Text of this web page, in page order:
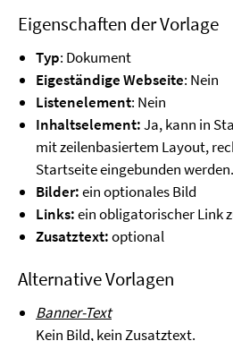
Eigenschaften der Vorlage
Typ: Dokument
Eigeständige Webseite: Nein
Listenelement: Nein
Inhaltselement:Ja, kann in
mit zeilenbasiertem Layout,
Startseite eingebunden werden.
Bilder:ein optionales Bild
Links:ein obligatorischer Link
Zusatztext:optional
Alternative Vorlagen
Banner-Text
Kein Bild, kein Zusatztext.